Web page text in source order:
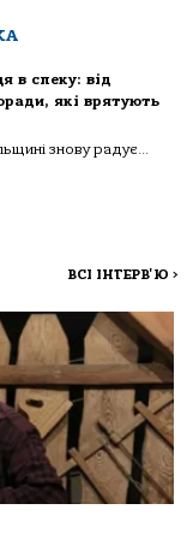
в спеку: від
які врятують
знову радує...
ВСІ ІНТЕРВ'Ю >